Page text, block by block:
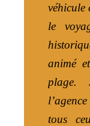
véhicule
le
animé
plage.
tous